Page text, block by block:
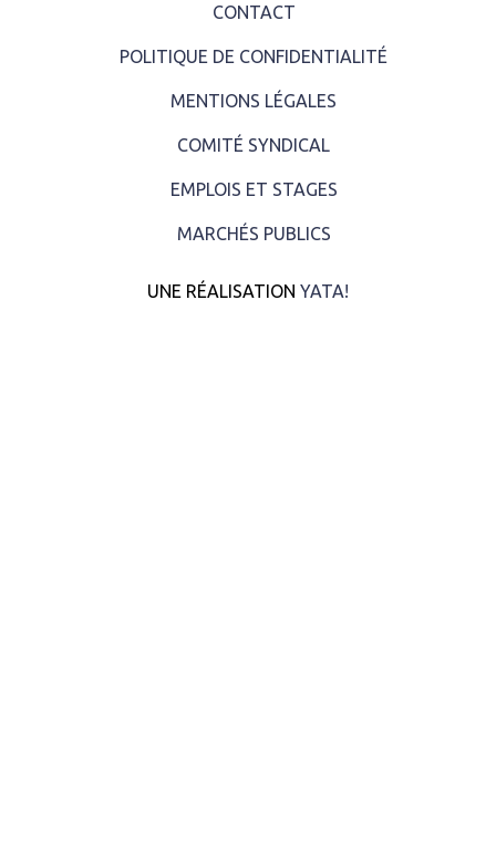
CONTACT
POLITIQUE DE CONFIDENTIALITÉ
MENTIONS LÉGALES
COMITÉ SYNDICAL
EMPLOIS ET STAGES
MARCHÉS PUBLICS
UNE RÉALISATION YATA!